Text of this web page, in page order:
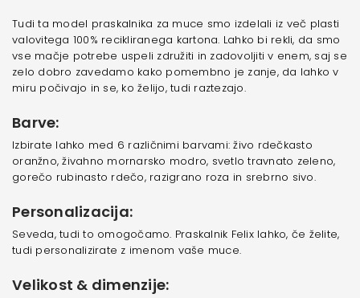
Tudi ta model praskalnika za muce smo izdelali iz več plasti
valovitega 100% recikliranega kartona. Lahko bi rekli, da smo
vse mačje potrebe uspeli združiti in zadovoljiti v enem, saj se
zelo dobro zavedamo kako pomembno je zanje, da lahko v
miru počivajo in se, ko želijo, tudi raztezajo.
Barve:
Izbirate lahko med 6 različnimi barvami:živo rdečkasto
oranžno, živahno mornarsko modro, svetlo travnato zeleno,
gorečo rubinasto rdečo, razigrano roza in srebrno sivo.
Personalizacija:
Seveda, tudi to omogočamo. Praskalnik Felix lahko, če želite,
tudi personalizirate z imenom vaše muce.
Velikost & dimenzije: